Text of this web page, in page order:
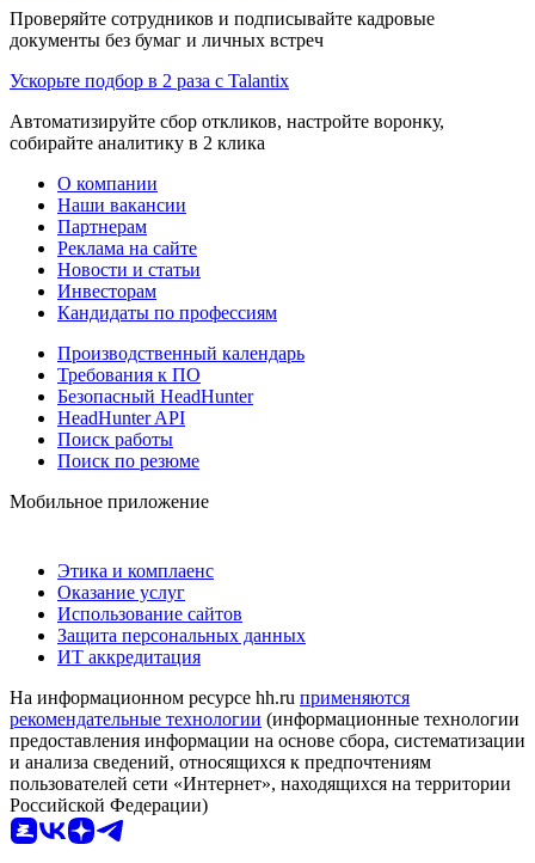
Проверяйте сотрудников и подписывайте кадровые
документы без бумаг и личных встреч
Ускорьте подбор в 2 раза с Talantix
Автоматизируйте сбор откликов, настройте воронку,
собирайте аналитику в 2 клика
О компании
Наши вакансии
Партнерам
Реклама на сайте
Новости и статьи
Инвесторам
Кандидаты по профессиям
Производственный календарь
Требования к ПО
Безопасный HeadHunter
HeadHunter API
Поиск работы
Поиск по резюме
Мобильное приложение
Этика и комплаенс
Оказание услуг
Использование сайтов
Защита персональных данных
ИТ аккредитация
На информационном ресурсе hh.ru применяются
рекомендательные технологии (информационные технологии
предоставления информации на основе сбора, систематизации
и анализа сведений, относящихся к предпочтениям
пользователей сети «Интернет», находящихся на территории
Российской Федерации)